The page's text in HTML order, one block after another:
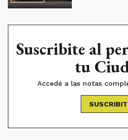
Suscribite al
tu
Accedé a las notas